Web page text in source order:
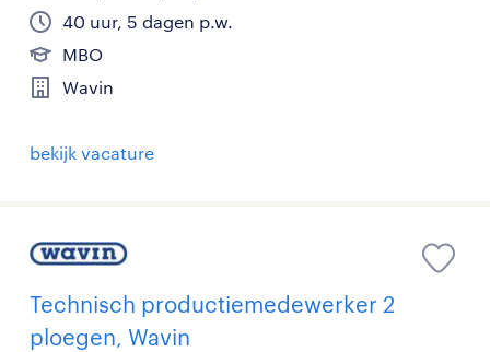
40 uur, 5 dagen p.w.
MBO
Wavin
bekijk vacature
Technisch productiemedewerker 2
ploegen, Wavin